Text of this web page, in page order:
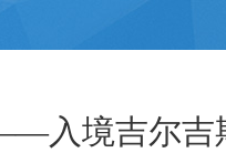
入境吉尔吉